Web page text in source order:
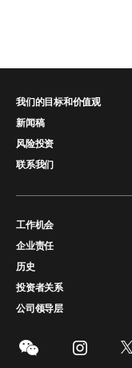
我们的目标和价值观
新闻稿
风险投资
联系我们
工作机会
企业责任
历史
投资者关系
公司领导层